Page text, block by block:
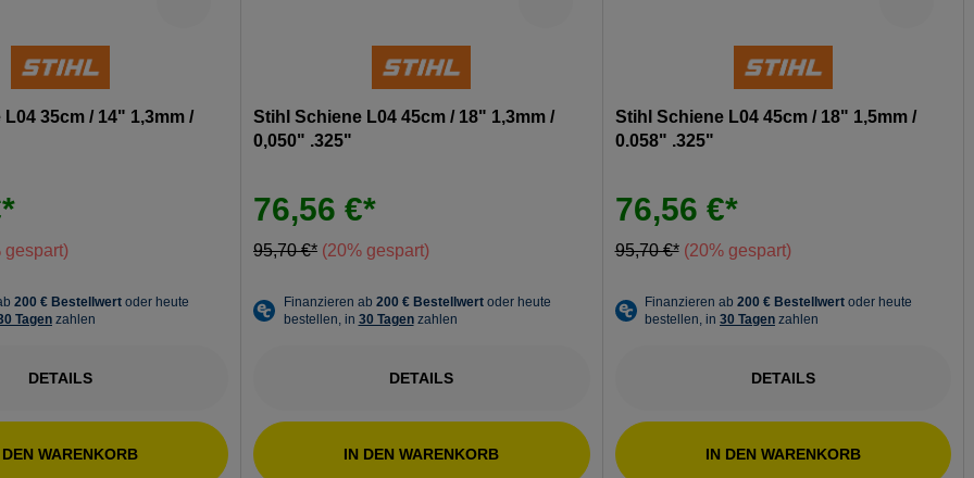
35cm / 14" 1,3mm /
gespart)
DETAILS
DEN WARENKORB
Stihl Schiene L04 45cm / 18" 1,3mm /
0,050" .325"
76,56 €*
95,70 €* (20% gespart)
DETAILS
IN DEN WARENKORB
Stihl Schiene L04 45cm / 18" 1,5mm /
0.058" .325"
76,56 €*
95,70 €* (20% gespart)
DETAILS
IN DEN WARENKORB